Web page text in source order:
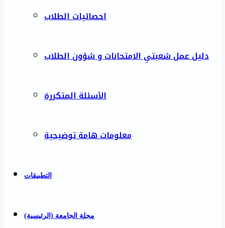
احصائيات الطلاب
دليل عمل شعبتي الامتحانات و شؤون الطلاب
الأسئلة المتكررة
معلومات هامة توضيحية
التطبيقات
مجلة الجامعة (الرئيسية)